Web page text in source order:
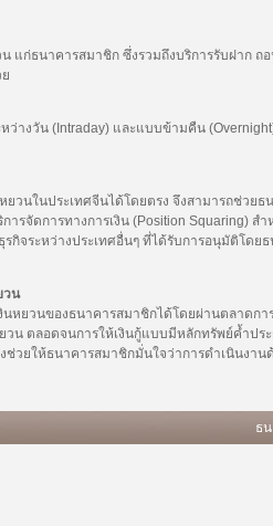
แก่ธนาคารสมาชิก ซึ่งรวมถึงบริการรับฝาก ถ
ว่างวัน (Intraday) และแบบข้ามคืน
ยวนในประเทศจีนได้โดยตรง จึงสามารถช่วย
ารจัดการทางการเงิน (Position Squaring) ส
กิจระหว่างประเทศอื่นๆ ที่ได้รับการอนุมัติโดย
วน
หยวนของธนาคารสมาชิกได้โดยผ่านตลาดกา
วน ตลอดจนการให้เงินกู้แบบมีหลักทรัพย์ค้ำปร
วยให้ธนาคารสมาชิกมั่นใจว่าการดำเนินงาน
ธ